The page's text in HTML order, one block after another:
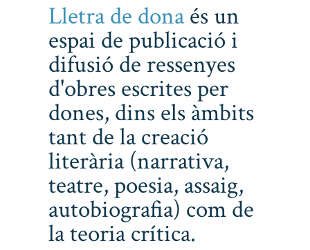
Lletra de donaés un
espai de publicació i
difusió de ressenyes
d'obres escrites per
dones, dins els àmbits
tant de la creació
literària (narrativa,
teatre, poesia, assaig,
autobiografia) com de
la teoria crítica.